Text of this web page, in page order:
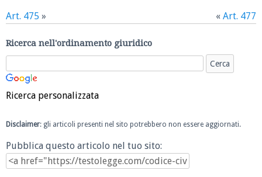
Art. 475 » « Art. 477
Ricerca nell'ordinamento giuridico
Ricerca personalizzata
Disclaimer: gli articoli presenti nel sito potrebbero non essere aggiornati.
Pubblica questo articolo nel tuo sito: